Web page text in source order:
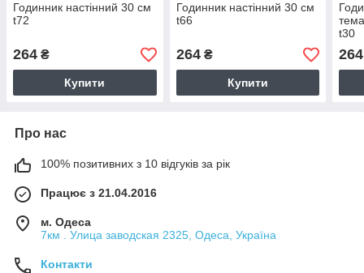
Годинник настінний 30 см
t72
264 ₴
Купити
Годинник настінний 30 см
t66
264₴
Купити
t30
264
Про нас
100% позитивних з 10 відгуків за рік
Працює з 21.04.2016
м. Одеса
7км . Улица заводская 2325, Одеса, Україна
Контакти